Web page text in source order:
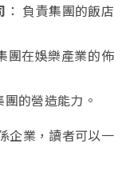
： 負責集團的飯店
團在娛樂產業的佈
團的營造能力。
企業，讀者可以一